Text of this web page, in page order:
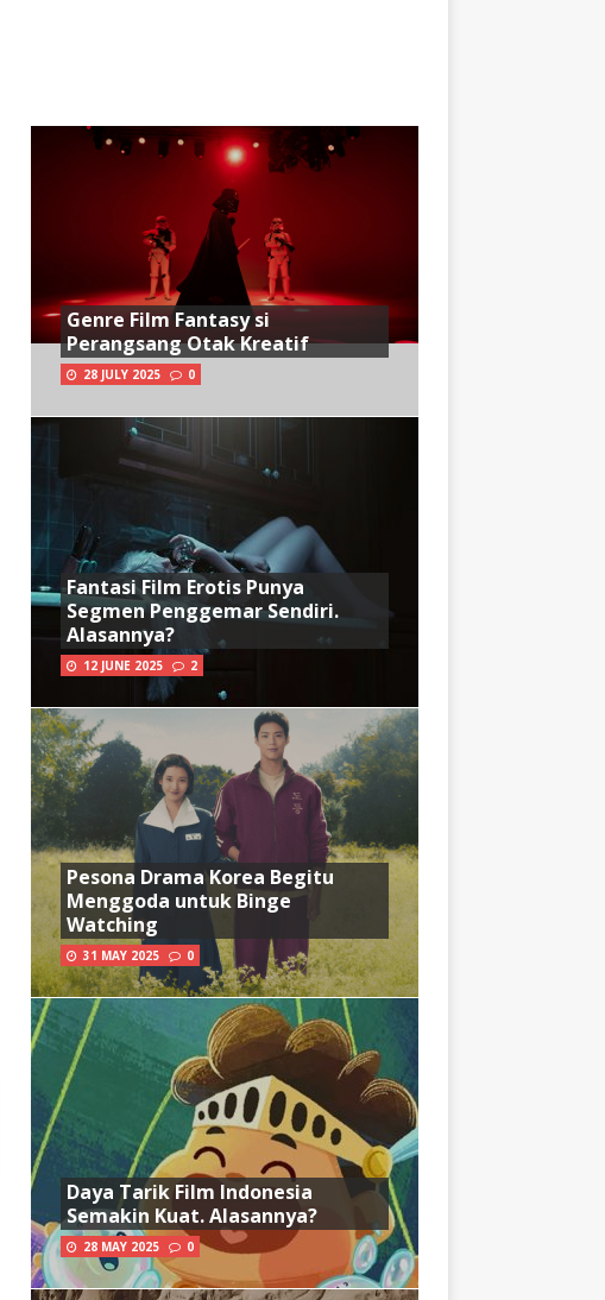
Genre Film Fantasy si
Perangsang Otak Kreatif
28 JULY 2025 0
Fantasi Film Erotis Punya
Segmen Penggemar Sendiri.
Alasannya?
12 JUNE 2025 2
Pesona Drama Korea Begitu
Menggoda untuk Binge
Watching
31 MAY 2025 0
Daya Tarik Film Indonesia
Semakin Kuat. Alasannya?
28 MAY 2025 0